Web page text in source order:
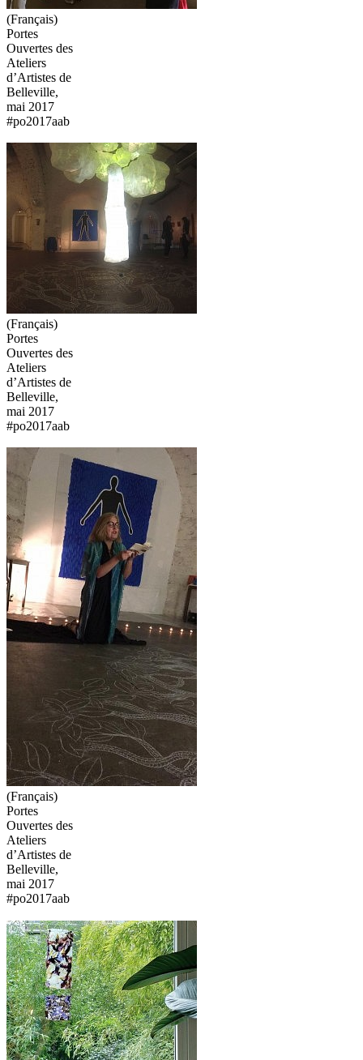
(Français)
Portes
Ouvertes des
Ateliers
d’Artistes de
Belleville,
mai 2017
#po2017aab
(Français)
Portes
Ouvertes des
Ateliers
d’Artistes de
Belleville,
mai 2017
#po2017aab
(Français)
Portes
Ouvertes des
Ateliers
d’Artistes de
Belleville,
mai 2017
#po2017aab